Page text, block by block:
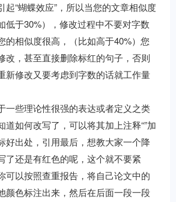
起“蝴蝶效应”，所以当您的文章相似度
低于30%），修改过程中不要对字数
的相似度很高，（比如高于40%）您
改，甚至直接删除标红的句子，否则
新修改又要考虑到字数的话就工作量
一些理论性很强的表达或者定义之类
道如何改写了，可以将其加上注释“”加
好出处，引用最后，想教大家一个降
了还是有红色的呢，这个就不要紧
可以按照查重报告，将自己论文中的
颜色标注出来，然后在后面一段一段